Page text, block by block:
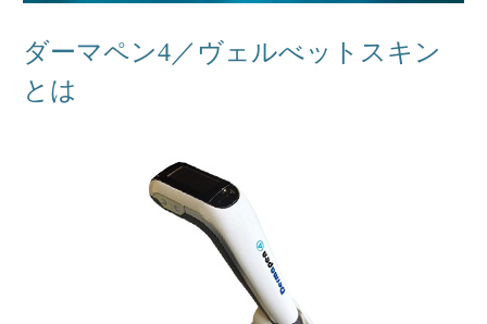
ダーマペン4／ヴェルべットスキン
とは